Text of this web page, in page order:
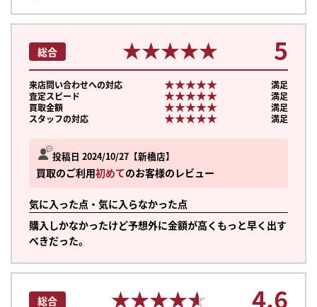
投稿日 2024/10/27 新橋店
買取のご利用初めてのお客様のレビュー
気に入った点・気に入らなかった点
購入しかなかったけど予想外に金額が高くもっと早く出す
べきだった。
総合 ★★★★★
★★★★★ 5
来店問い合わせへの対応 ★★★★★
★★★★★
満足
査定スピード
★★★★★
★★★★★
満足
買取金額
★★★★★
★★★★★
満足
スタッフの対応
★★★★★
★★★★★ 満足
総合 ★★★★★
★★★★★ 4.6
まずは